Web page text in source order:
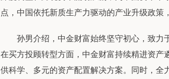
点，中国依托新质生产力驱动的产业升级政策
孙男介绍，中金财富始终坚守初心，致力
在买方投顾转型方面，中金财富持续精进资
供科学、多元的资产配置解决方案。同时，